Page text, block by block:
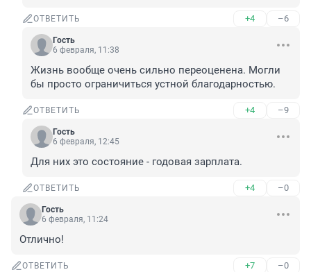
ОТВЕТИТЬ +4 –6
Гость
6 февраля, 11:38
Жизнь вообще очень сильно переоценена. Могли
бы просто ограничиться устной благодарностью.
ОТВЕТИТЬ +4 –9
Гость
6 февраля, 12:45
Для них это состояние - годовая зарплата.
ОТВЕТИТЬ +4 –0
Гость
6 февраля, 11:24
Отлично!
ОТВЕТИТЬ +7 –0